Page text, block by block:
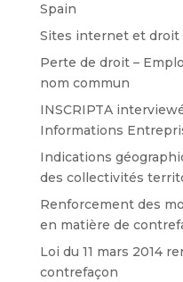
Spain
Sites internet et droit
Perte de droit –
nom commun
INSCRIPTA
Informations
Indications
des collectivités
Renforcement des
en matière de
Loi du 11 mars 2014
contrefaçon